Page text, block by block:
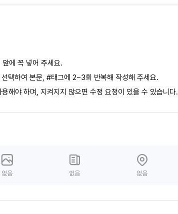
에 꼭 넣어 주세요.
택하여 본문, #태그에 2~3회 반복해 작성해 주세요.
해야 하며, 지켜지지 않으면 수정 요청이 있을 수 있습니다.
없음 없음 없음